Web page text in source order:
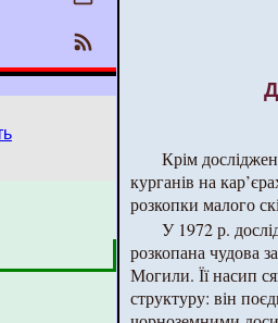
Крім
курганів на
розкопки малого
У 1972 р.
розкопана чудова
Могили. Її насип
структуру: він